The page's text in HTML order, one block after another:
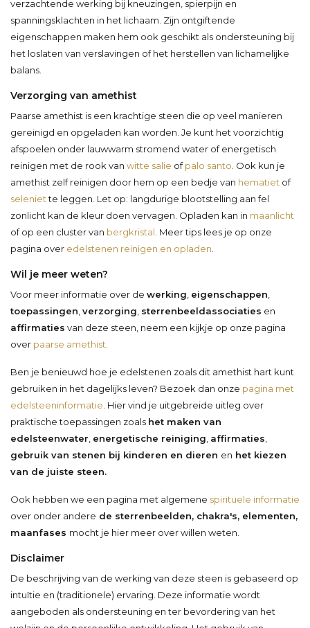
verzachtende werking bij kneuzingen, spierpijn en
spanningsklachten in het lichaam. Zijn ontgiftende
eigenschappen maken hem ook geschikt als ondersteuning bij
het loslaten van verslavingen of het herstellen van lichamelijke
balans.
Verzorging van amethist
Paarse amethist is een krachtige steen die op veel manieren
gereinigd en opgeladen kan worden. Je kunt het voorzichtig
afspoelen onder lauwwarm stromend water of energetisch
reinigen met de rook van witte salie ofpalo santo . Ook kun je
amethist zelf reinigen door hem op een bedje van hematiet of
seleniette leggen. Let op: langdurige blootstelling aan fel
zonlicht kan de kleur doen vervagen. Opladen kan in maanlicht
of op een cluster van bergkristal . Meer tips lees je op onze
pagina over edelstenen reinigen en opladen
Wil je meer weten?
Voor meer informatie over de werking eigenschappen
toepassingen verzorging sterrenbeeldassociaties en
affirmaties van deze steen, neem een kijkje op onze pagina
over paarse amethist
Ben je benieuwd hoe je edelstenen zoals dit amethist hart kunt
gebruiken in het dagelijks leven? Bezoek dan onze pagina met
edelsteeninformatie . Hier vind je uitgebreide uitleg over
praktische toepassingen zoals het maken van
edelsteenwater energetische reiniging affirmaties
gebruik van stenen bij kinderen en dieren en het kiezen
van de juiste steen.
Ook hebben we een pagina met algemene spirituele informatie
over onder andere de sterrenbeelden, chakra's, elementen,
maanfases mocht je hier meer over willen weten.
Disclaimer
De beschrijving van de werking van deze steen is gebaseerd op
intuïtie en (traditionele) ervaring. Deze informatie wordt
aangeboden als ondersteuning en ter bevordering van het